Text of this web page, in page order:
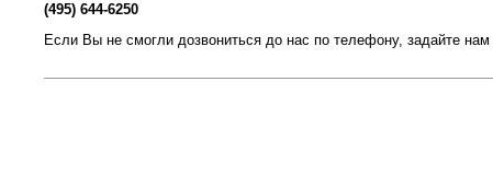
(495) 644-6250
Если Вы не смогли дозвониться до нас по телефону, задайте нам